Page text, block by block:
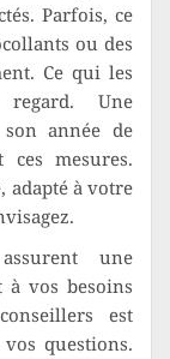
Parfois, ce
ou des
Ce qui les
Une
année de
ces mesures.
adapté à votre
une
à vos besoins
est
questions.